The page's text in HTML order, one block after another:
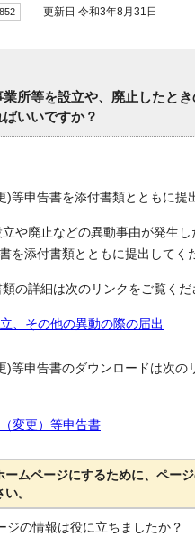
更新日 令和3年8月31日
所等を設立や、廃止したと
いいですか？
)等申告書を添付書類とともに提
や廃止などの異動事由が発生
を添付書類とともに提出してく
の詳細は次のリンクをご覧くだ
、その他の異動の際の届出
)等申告書のダウンロードは次の
変更）等申告書
ームページにするために、ペー
。
ジの情報は役に立ちましたか？